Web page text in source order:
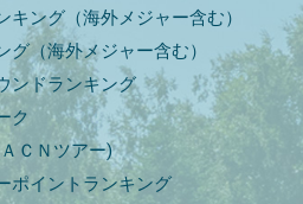
キング（海外メジャー含む）
グ（海外メジャー含む）
ンドランキング
ク
ＣＮツアー)
ポイントランキング